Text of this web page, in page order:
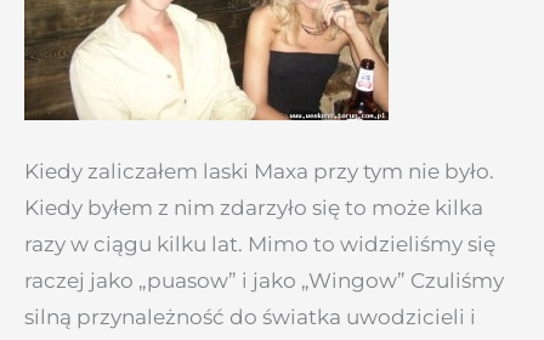
Kiedy zaliczałem laski Maxa przy tym nie było.
Kiedy byłem z nim zdarzyło się to może kilka
razy w ciągu kilku lat. Mimo to widzieliśmy się
raczej jako „puasow” i jako „Wingow” Czuliśmy
silną przynależność do światka uwodzicieli i